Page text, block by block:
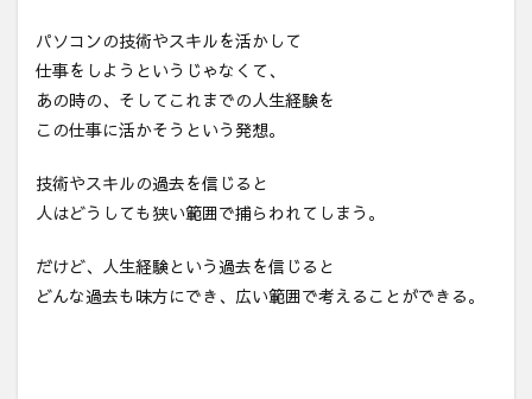
パソコンの技術やスキルを活かして
仕事をしようというじゃなくて、
あの時の、そしてこれまでの人生経験を
この仕事に活かそうという発想。
技術やスキルの過去を信じると
人はどうしても狭い範囲で捕らわれてしまう。
だけど、人生経験という過去を信じると
どんな過去も味方にでき、広い範囲で考えることができる。